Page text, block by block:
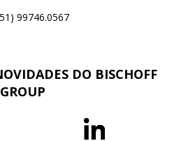
99746.0567
DO BISCHOFF
GROUP